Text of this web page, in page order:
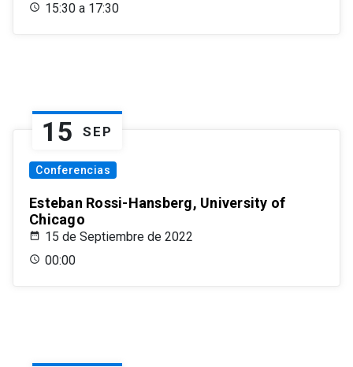
15:30 a 17:30
15 SEP
Conferencias
Esteban Rossi-Hansberg, University of
Chicago
15 de Septiembre de 2022
00:00